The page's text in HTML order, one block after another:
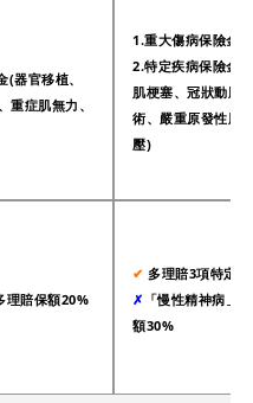
器官移植、
重症肌無力、
1.重大傷病保險金
2.特定疾病保險金(
肌梗塞、冠狀動脈
術、嚴重原發性肺
壓)
理賠保額20%
✔︎ 多理賠3項特定
✗ 「慢性精神病」
額30%